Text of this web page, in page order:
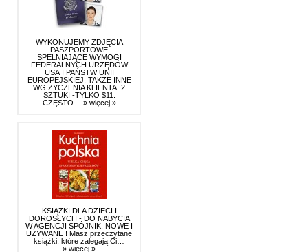
WYKONUJEMY ZDJĘCIA
PASZPORTOWE
SPELNIAJĄCE WYMOGI
FEDERALNYCH URZĘDÓW
USA I PAŃSTW UNII
EUROPEJSKIEJ. TAKŻE INNE
WG ZYCZENIA KLIENTA. 2
SZTUKI -TYLKO $11.
CZĘSTO… » więcej »
KSIĄŻKI DLA DZIECI I
DOROSŁYCH - DO NABYCIA
W AGENCJI SPÓJNIK. NOWE I
UŻYWANE ! Masz przeczytane
książki, które zalegają Ci…
» więcej »